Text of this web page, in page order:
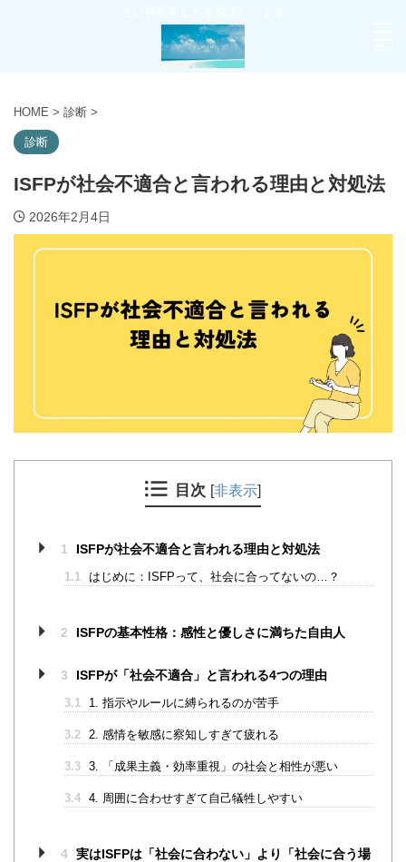
HOME > 診断 >
診断
ISFPが社会不適合と言われる理由と対処法
2026年2月4日
目次 [非表示]
1 ISFPが社会不適合と言われる理由と対処法
1.1 はじめに：ISFPって、社会に合ってないの…？
2 ISFPの基本性格：感性と優しさに満ちた自由人
3 ISFPが「社会不適合」と言われる4つの理由
3.1 1. 指示やルールに縛られるのが苦手
3.2 2. 感情を敏感に察知しすぎて疲れる
3.3 3. 「成果主義・効率重視」の社会と相性が悪い
3.4 4. 周囲に合わせすぎて自己犠牲しやすい
4 実はISFPは「社会に合わない」より「社会に合う場